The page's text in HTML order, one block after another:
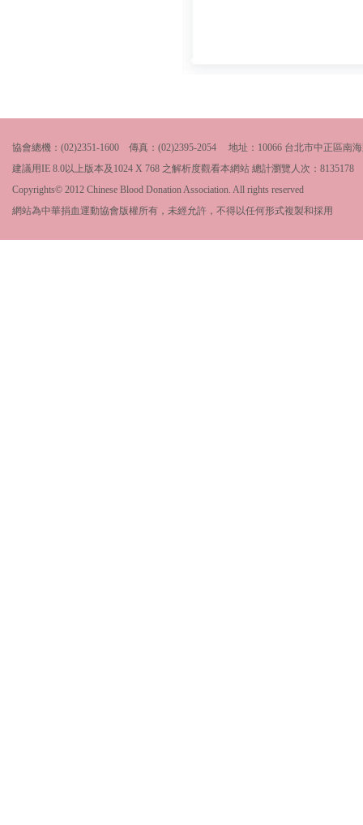
協會總機：(02)2351-1600 傳真：(02)2395-2054 地址：10066 台北市中正區南
建議用IE 8.0以上版本及1024 X 768 之解析度觀看本網站 總計瀏覽人次： 8135178
Copyrights© 2012 Chinese Blood Donation Association. All rights reserved
網站為中華捐血運動協會版權所有，未經允許，不得以任何形式複製和採用